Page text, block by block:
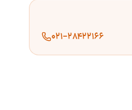
۰۲۱-۲۸۴۲۲۱۶۶